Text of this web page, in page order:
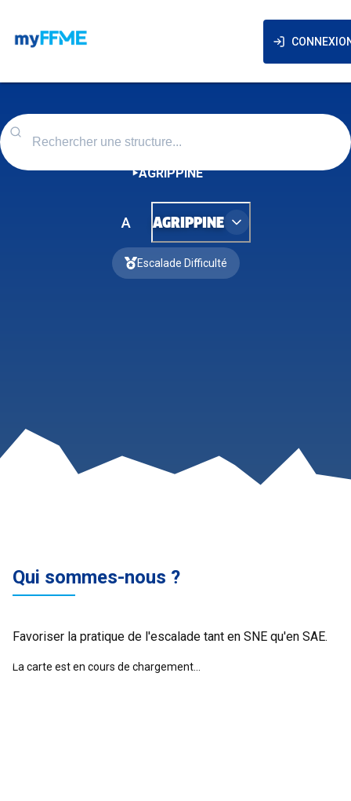
AGRIPPINE
A AGRIPPINE
Escalade Difficulté
Qui sommes-nous ?
Favoriser la pratique de l'escalade tant en SNE qu'en SAE.
La carte est en cours de chargement...